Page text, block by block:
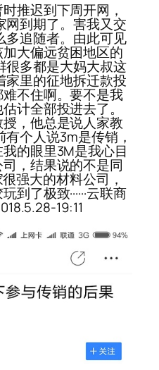
推迟到下周开网，
家网到期了。害我又交
么多追随者。由此可见
大偏远贫困地区的
群很多都是大妈大叔这
着家里的征地拆迁款投
不住啊。要不是我
计全部投进去了。
，他总是说人家教
有个人说3m是传销，
的眼里3M是我心目
，结果说的不是同
很强大的材料公司，
了极致······云联商
19:11